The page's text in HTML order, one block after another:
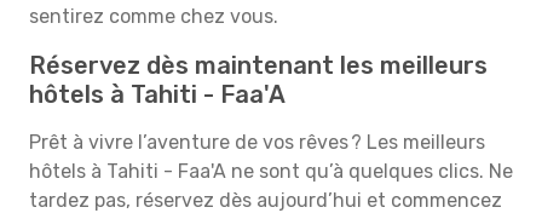
sentirez comme chez vous.
Réservez dès maintenant les meilleurs
hôtels à Tahiti - Faa'A
Prêt à vivre l’aventure de vos rêves ? Les meilleurs
hôtels à Tahiti - Faa'A ne sont qu’à quelques clics. Ne
tardez pas, réservez dès aujourd’hui et commencez